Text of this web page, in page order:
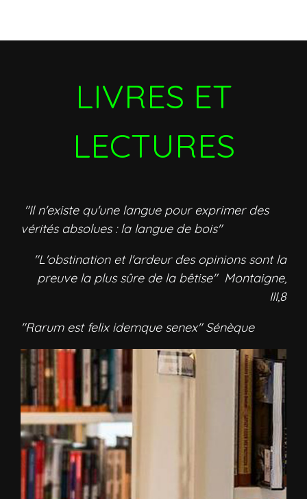
LIVRES ET
LECTURES
"Il n'existe qu'une langue pour exprimer des
vérités absolues : la langue de bois"
"L'obstination et l'ardeur des opinions sont la
preuve la plus sûre de la bêtise" Montaigne,
III,8
"Rarum est felix idemque senex" Sénèque